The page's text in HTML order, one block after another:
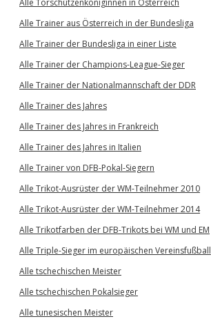
Alle Torschützenköniginnen in Österreich
Alle Trainer aus Österreich in der Bundesliga
Alle Trainer der Bundesliga in einer Liste
Alle Trainer der Champions-League-Sieger
Alle Trainer der Nationalmannschaft der DDR
Alle Trainer des Jahres
Alle Trainer des Jahres in Frankreich
Alle Trainer des Jahres in Italien
Alle Trainer von DFB-Pokal-Siegern
Alle Trikot-Ausrüster der WM-Teilnehmer 2010
Alle Trikot-Ausrüster der WM-Teilnehmer 2014
Alle Trikotfarben der DFB-Trikots bei WM und EM
Alle Triple-Sieger im europäischen Vereinsfußball
Alle tschechischen Meister
Alle tschechischen Pokalsieger
Alle tunesischen Meister